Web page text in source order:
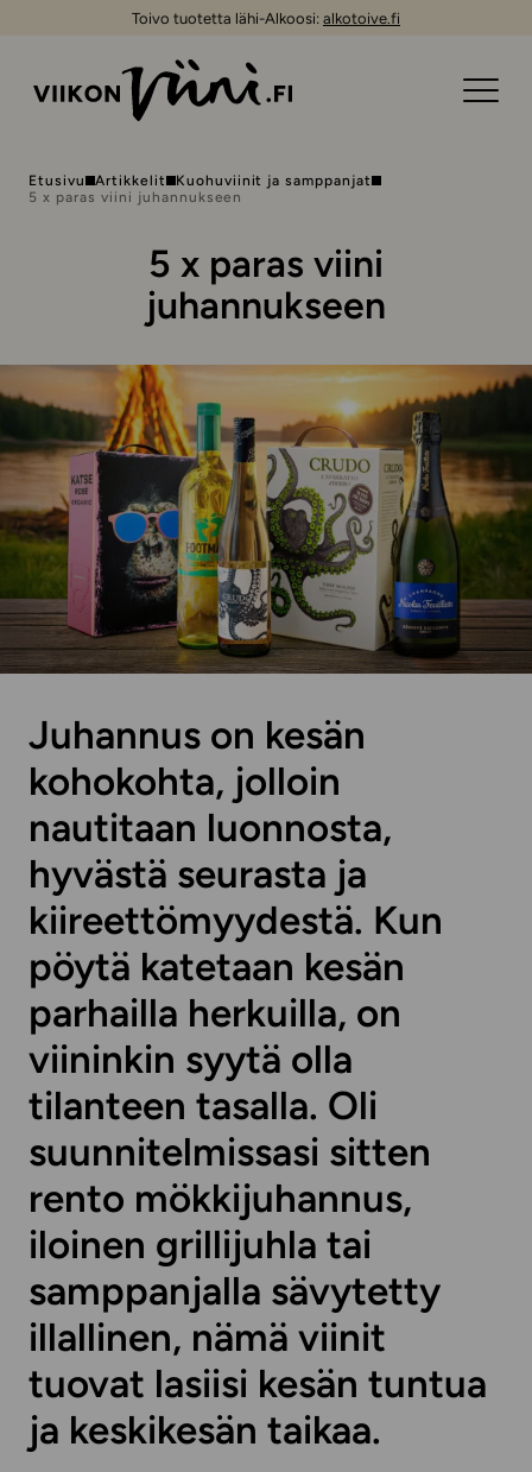
Toivo tuotetta lähi-Alkoosi: alkotoive.fi
Etusivu Artikkelit
Kuohuviinit ja samppanjat
5 x paras viini juhannukseen
5 x paras viini
juhannukseen
Juhannus on kesän
kohokohta, jolloin
nautitaan luonnosta,
hyvästä seurasta ja
kiireettömyydestä. Kun
pöytä katetaan kesän
parhailla herkuilla, on
viininkin syytä olla
tilanteen tasalla. Oli
suunnitelmissasi sitten
rento mökkijuhannus,
iloinen grillijuhla tai
samppanjalla sävytetty
illallinen, nämä viinit
tuovat lasiisi kesän tuntua
ja keskikesän taikaa.